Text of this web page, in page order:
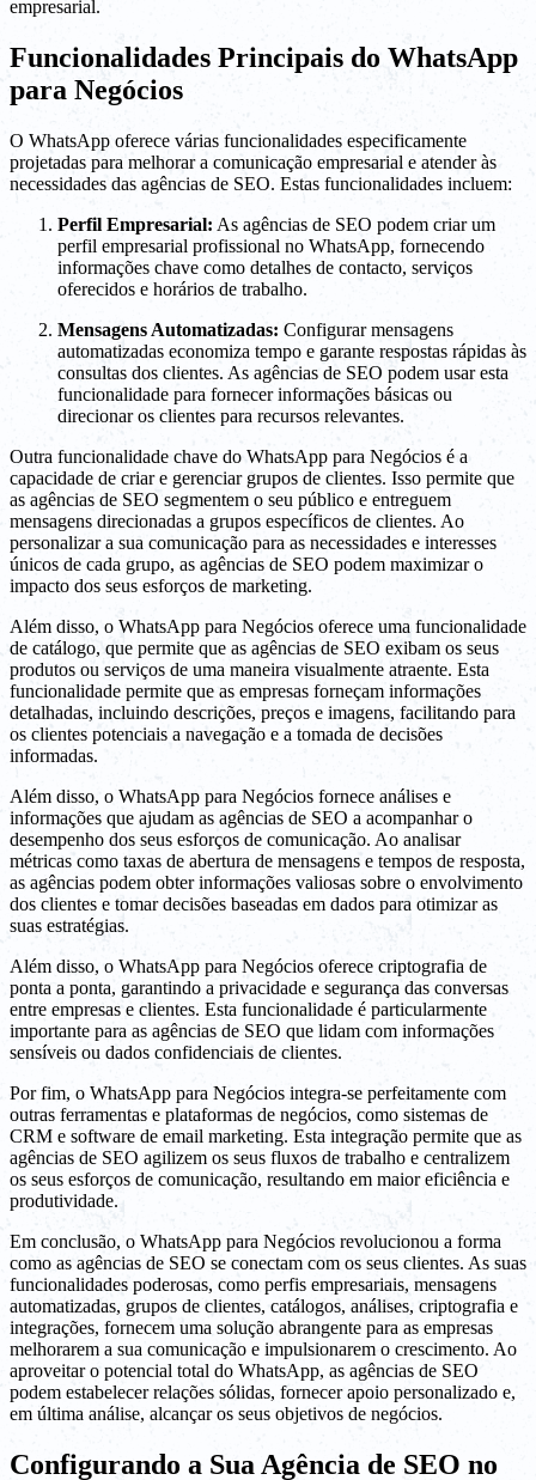
empresarial.
Funcionalidades Principais do WhatsApp
para Negócios
O WhatsApp oferece várias funcionalidades especificamente
projetadas para melhorar a comunicação empresarial e atender às
necessidades das agências de SEO. Estas funcionalidades incluem:
Perfil Empresarial: As agências de SEO podem criar um
perfil empresarial profissional no WhatsApp, fornecendo
informações chave como detalhes de contacto, serviços
oferecidos e horários de trabalho.
Mensagens Automatizadas: Configurar mensagens
automatizadas economiza tempo e garante respostas rápidas às
consultas dos clientes. As agências de SEO podem usar esta
funcionalidade para fornecer informações básicas ou
direcionar os clientes para recursos relevantes.
Outra funcionalidade chave do WhatsApp para Negócios é a
capacidade de criar e gerenciar grupos de clientes. Isso permite que
as agências de SEO segmentem o seu público e entreguem
mensagens direcionadas a grupos específicos de clientes. Ao
personalizar a sua comunicação para as necessidades e interesses
únicos de cada grupo, as agências de SEO podem maximizar o
impacto dos seus esforços de marketing.
Além disso, o WhatsApp para Negócios oferece uma funcionalidade
de catálogo, que permite que as agências de SEO exibam os seus
produtos ou serviços de uma maneira visualmente atraente. Esta
funcionalidade permite que as empresas forneçam informações
detalhadas, incluindo descrições, preços e imagens, facilitando para
os clientes potenciais a navegação e a tomada de decisões
informadas.
Além disso, o WhatsApp para Negócios fornece análises e
informações que ajudam as agências de SEO a acompanhar o
desempenho dos seus esforços de comunicação. Ao analisar
métricas como taxas de abertura de mensagens e tempos de resposta,
as agências podem obter informações valiosas sobre o envolvimento
dos clientes e tomar decisões baseadas em dados para otimizar as
suas estratégias.
Além disso, o WhatsApp para Negócios oferece criptografia de
ponta a ponta, garantindo a privacidade e segurança das conversas
entre empresas e clientes. Esta funcionalidade é particularmente
importante para as agências de SEO que lidam com informações
sensíveis ou dados confidenciais de clientes.
Por fim, o WhatsApp para Negócios integra-se perfeitamente com
outras ferramentas e plataformas de negócios, como sistemas de
CRM e software de email marketing. Esta integração permite que as
agências de SEO agilizem os seus fluxos de trabalho e centralizem
os seus esforços de comunicação, resultando em maior eficiência e
produtividade.
Em conclusão, o WhatsApp para Negócios revolucionou a forma
como as agências de SEO se conectam com os seus clientes. As suas
funcionalidades poderosas, como perfis empresariais, mensagens
automatizadas, grupos de clientes, catálogos, análises, criptografia e
integrações, fornecem uma solução abrangente para as empresas
melhorarem a sua comunicação e impulsionarem o crescimento. Ao
aproveitar o potencial total do WhatsApp, as agências de SEO
podem estabelecer relações sólidas, fornecer apoio personalizado e,
em última análise, alcançar os seus objetivos de negócios.
Configurando a Sua Agência de SEO no